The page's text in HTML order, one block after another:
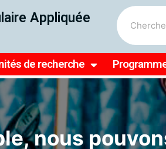
Appliquée
de recherche